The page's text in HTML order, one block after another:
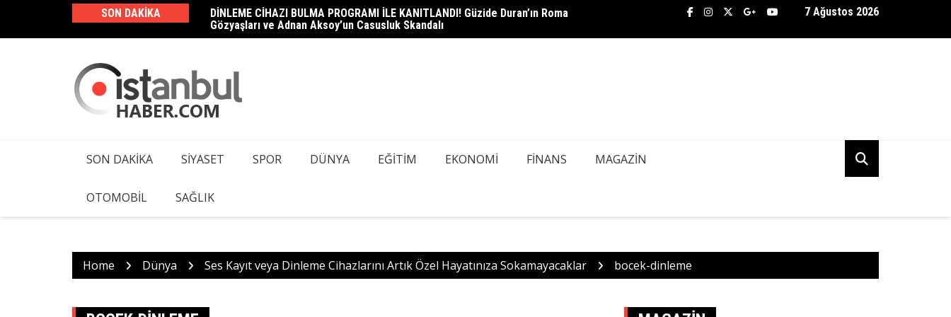
content
SON DAKIKA
DİNLEME CİHAZI BULMA PROGRAMI İLE KANITLANDI! Güzide Duran’ın Roma
Gözyaşları ve Adnan Aksoy’un Casusluk Skandalı
Haluk Levent ve 23 Şüpheli Çağlayan Adliyesi’nde: Savcılık Sorgusu Öncesi Gizli
Kamera ve Dinleme Cihazı Tespiti İçin Kapsamlı Tarama
DEDEKTİFLİK BÜROSU ASENA AŞKINDA KANİ KUDU’NUN PEŞİNE DÜŞTÜ!
7 Ağustos 2026
SON DAKIKA SIYASET SPOR DÜNYA EĞITIM EKONOMI FINANS MAGAZIN
OTOMOBIL SAĞLIK
Home Dünya Ses Kayıt veya Dinleme Cihazlarını Artık Özel Hayatınıza Sokamayacaklar bocek-dinleme